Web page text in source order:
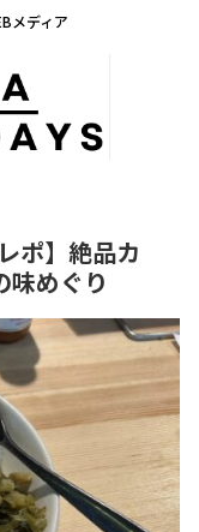
メディア
ポ】絶品カ
味めぐり